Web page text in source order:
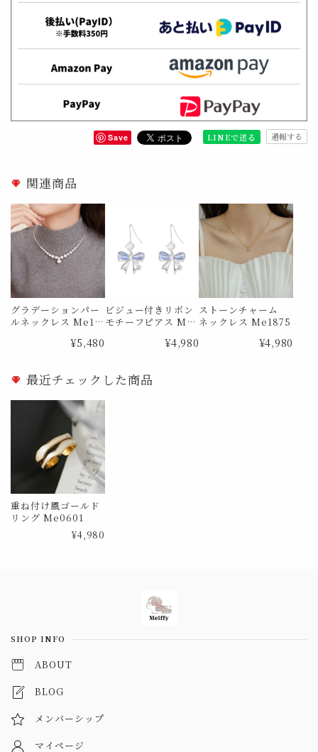
Save LINEで送る 通報する
関連商品
グラデーションパー
ルネックレス Me12
¥5,480
ビジュー付きリボン
モチーフピアス Me1
¥4,980
ストーンチャーム
ネックレス Me1875
¥4,980
最近チェックした商品
重ね付け風ゴールド
リング Me0601
¥4,980
SHOP INFO
ABOUT
BLOG
メンバーシップ
マイページ